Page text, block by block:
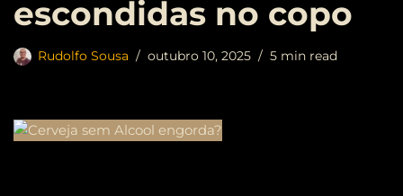
escondidas no copo
Rudolfo Sousa outubro 10, 2025 5 min read